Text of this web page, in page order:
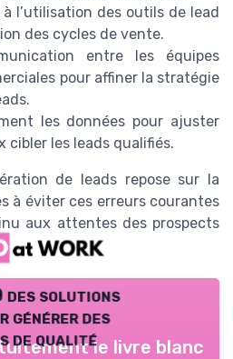
à l’utilisation des outils de lead
des cycles de vente.
entre les équipes
pour affiner la stratégie
les données pour ajuster
cibler les leads qualifiés.
de leads repose sur la
à éviter ces erreurs courantes
aux attentes des prospects
des solutions
générer des
de qualitéle livre blanc